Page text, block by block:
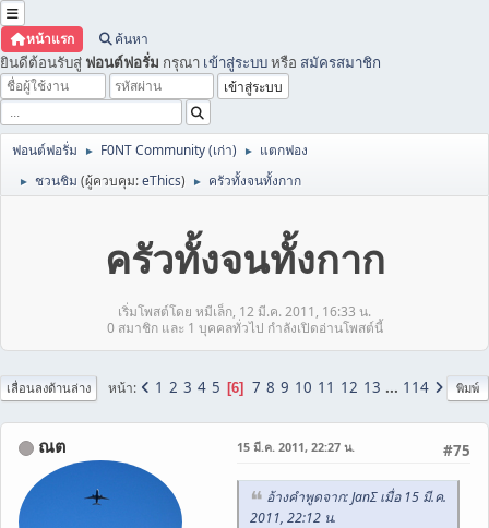
หน้าแรก ค้นหา
ยินดีต้อนรับสู่ ฟอนต์ฟอรั่ม กรุณา เข้าสู่ระบบหรือ สมัครสมาชิก
ฟอนต์ฟอรั่ม ► F0NT Community (เก่า) ► แตกฟอง
► ชวนชิม (ผู้ควบคุม:eThics) ► ครัวทั้งจนทั้งกาก
ครัวทั้งจนทั้งกาก
เริ่มโพสต์โดย หมีเล็ก, 12 มี.ค. 2011, 16:33 น.
0 สมาชิก และ 1 บุคคลทั่วไป กำลังเปิดอ่านโพสต์นี้
พิมพ์
เลื่อนลงด้านล่าง หน้า 1 2 3 4 5 6 7 8 9 10 11 12 13 ... 114
ณต #75
15 มี.ค. 2011, 22:27 น.
อ้างคำพูดจาก: JanΣ เมื่อ 15 มี.ค.
2011, 22:12 น.